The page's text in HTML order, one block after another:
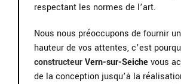
respectant les normes de l’art.
Nous nous préoccupons de fournir
hauteur de vos attentes, c’est
constructeurVern-sur-Seichevous
de la conception jusqu’à la